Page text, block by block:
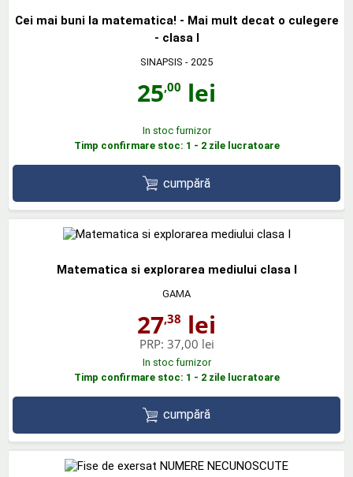
Cei mai buni la matematica! - Mai mult decat o culegere
- clasa I
SINAPSIS - 2025
25,00 lei
In stoc furnizor
Timp confirmare stoc: 1 - 2 zile lucratoare
cumpără
Matematica si explorarea mediului clasa I
GAMA
27,38 lei
PRP: 37,00 lei
In stoc furnizor
Timp confirmare stoc: 1 - 2 zile lucratoare
cumpără